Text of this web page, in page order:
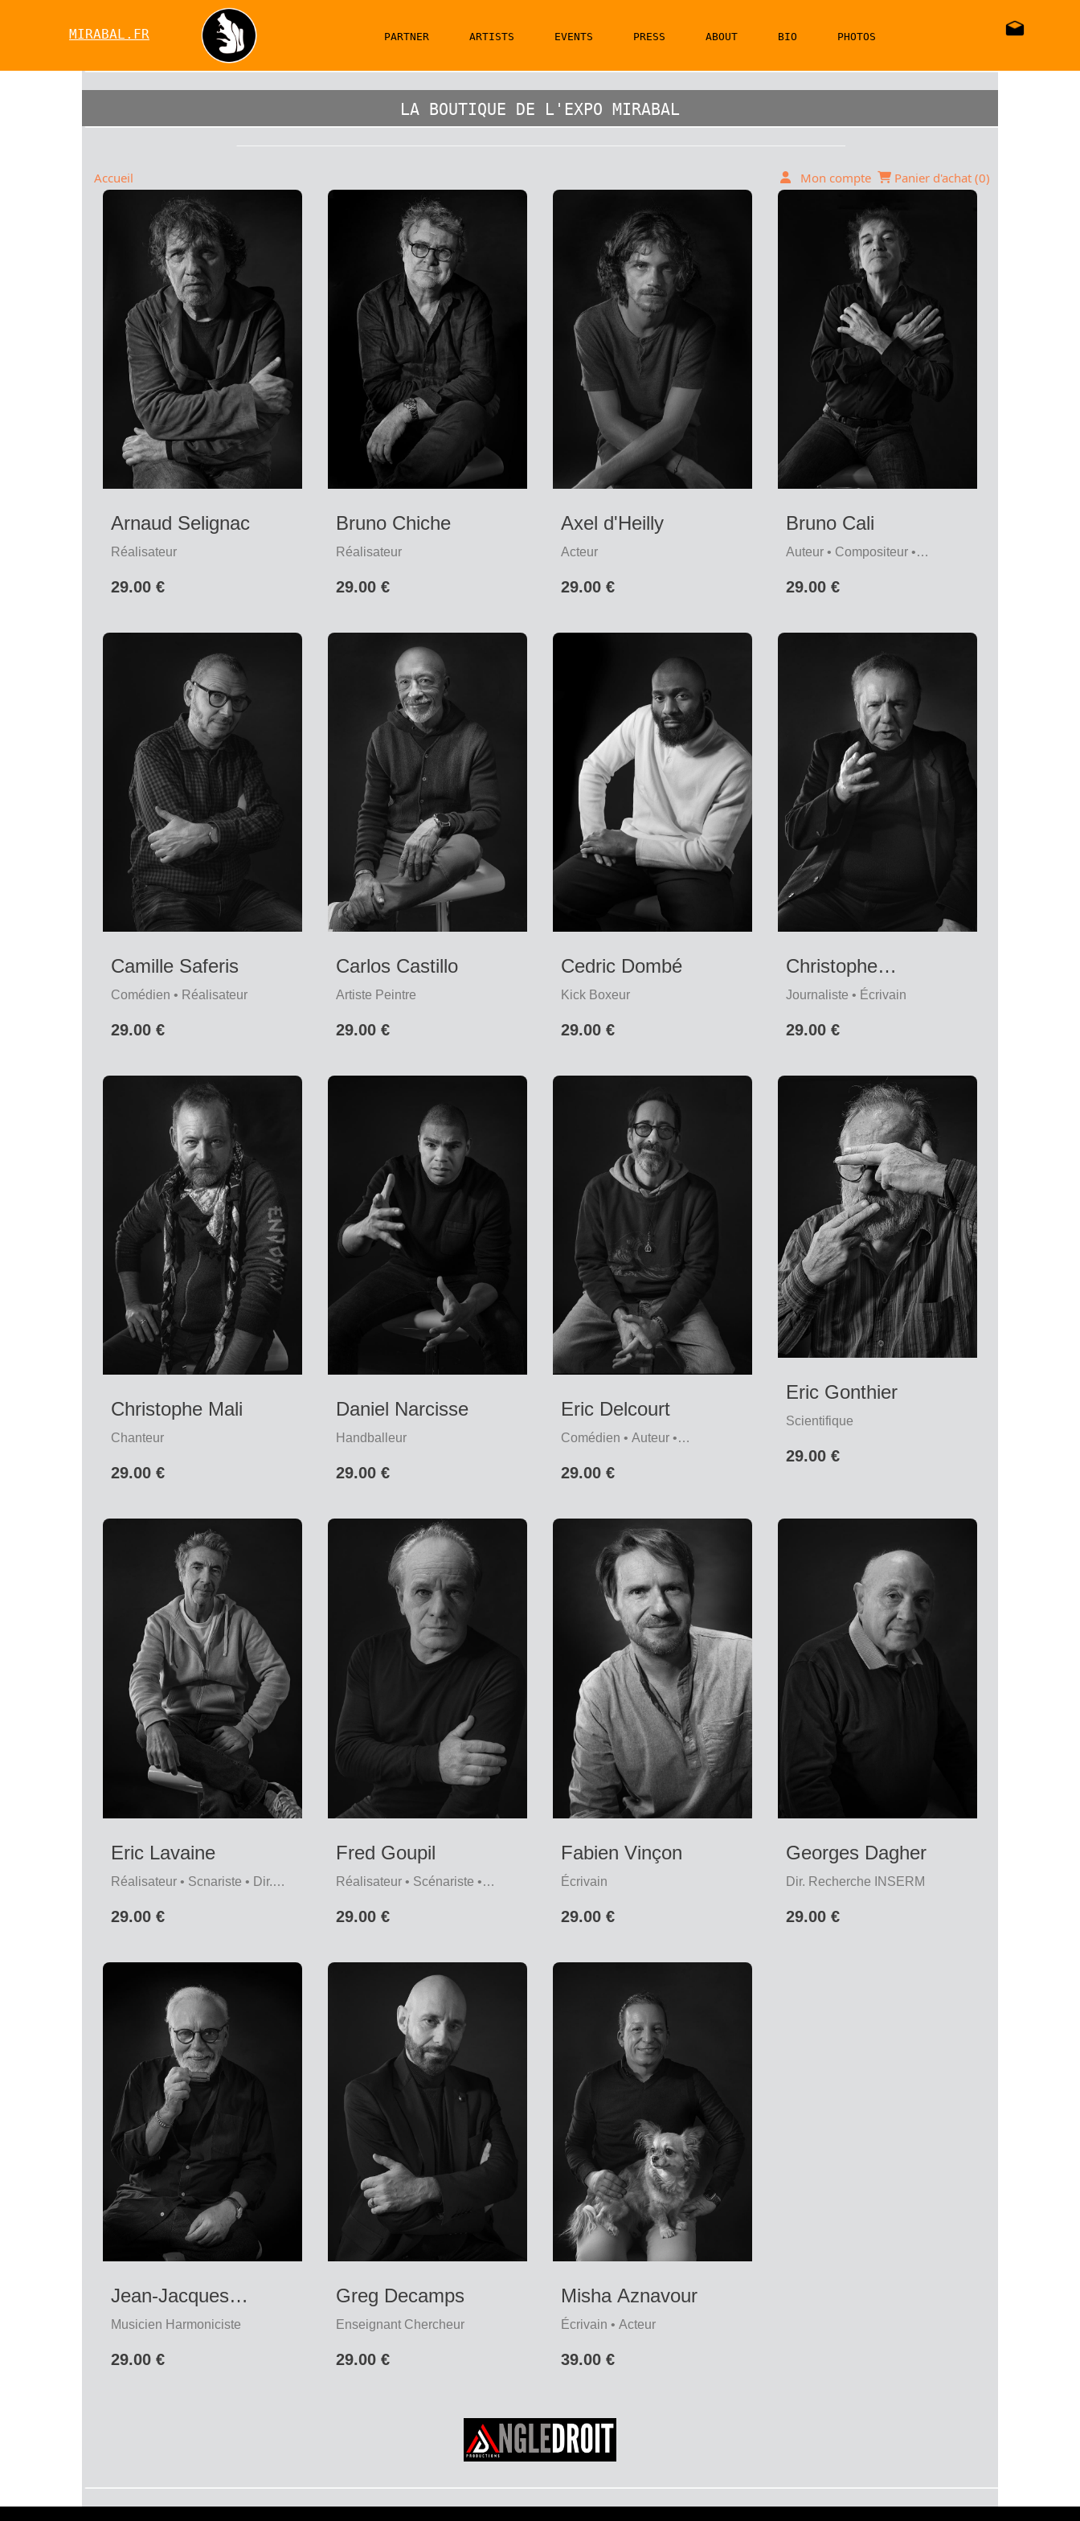
MIRABAL.FR PARTNER ARTISTS EVENTS PRESS ABOUT BIO PHOTOS
LA BOUTIQUE DE L'EXPO MIRABAL
Accueil Mon compte Panier d'achat (0)
Arnaud Selignac
Réalisateur
29.00 €
Bruno Chiche
Réalisateur
29.00 €
Axel d'Heilly
Acteur
29.00 €
Bruno Cali
Auteur • Compositeur •
29.00 €
Camille Saferis
Comédien • Réalisateur
29.00 €
Carlos Castillo
Artiste Peintre
29.00 €
Cedric Dombé
Kick Boxeur
29.00 €
Christophe
Bourseiller
Journaliste • Écrivain
29.00 €
Christophe Mali
Chanteur
29.00 €
Daniel Narcisse
Handballeur
29.00 €
Eric Delcourt
Comédien • Auteur •
29.00 €
Eric Gonthier
Scientifique
29.00 €
Eric Lavaine
Réalisateur • Scnariste • Dir.
29.00 €
Fred Goupil
Réalisateur • Scénariste •
29.00 €
Fabien Vinçon
Écrivain
29.00 €
Georges Dagher
Dir. Recherche INSERM
29.00 €
Jean-Jacques
Milteau
Musicien Harmoniciste
29.00 €
Greg Decamps
Enseignant Chercheur
29.00 €
Misha Aznavour
Écrivain • Acteur
39.00 €